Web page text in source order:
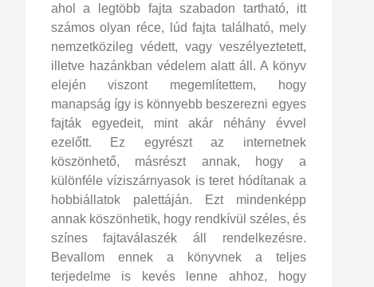
ahol a legtöbb fajta szabadon tartható, itt
számos olyan réce, lúd fajta található, mely
nemzetközileg védett, vagy veszélyeztetett,
illetve hazánkban védelem alatt áll. A könyv
elején viszont megemlítettem, hogy
manapság így is könnyebb beszerezni egyes
fajták egyedeit, mint akár néhány évvel
ezelőtt. Ez egyrészt az internetnek
köszönhető, másrészt annak, hogy a
különféle víziszárnyasok is teret hódítanak a
hobbiállatok palettáján. Ezt mindenképp
annak köszönhetik, hogy rendkívül széles, és
színes fajtaválaszék áll rendelkezésre.
Bevallom ennek a könyvnek a teljes
terjedelme is kevés lenne ahhoz, hogy